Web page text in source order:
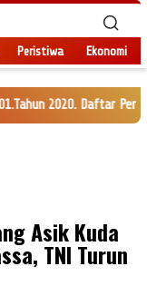
Peristiwa Ekonomi
2020. Daftar
Asik Kuda
TNI Turun